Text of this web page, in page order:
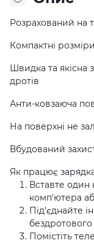
Розрахований на
Компактні
Швидка та якісна
дротів
Анти-ковзаюча
На поверхні не
Вбудований
Як працює
Вставте один
комп'ютера
Під’єднайте
Помістіть